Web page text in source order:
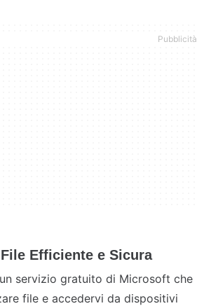
Efficiente e Sicura
servizio gratuito di Microsoft che
file e accedervi da dispositivi